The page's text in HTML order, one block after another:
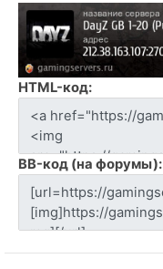
HTML-код:
BB-код (на форумы):